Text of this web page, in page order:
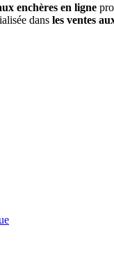
enchères en ligne
dans les ventes